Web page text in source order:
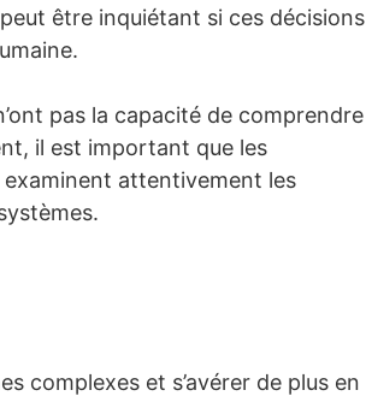
être inquiétant si ces décisions
pas la capacité de comprendre
il est important que les
examinent attentivement les
complexes et s’avérer de plus en